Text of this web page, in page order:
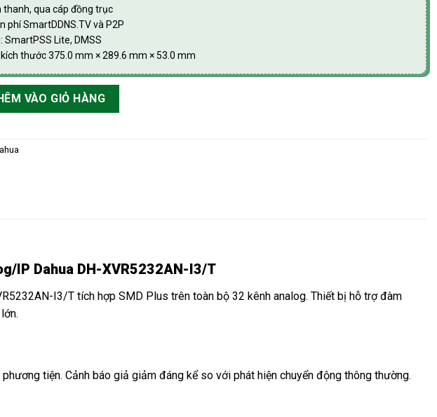
thanh, qua cáp đồng trục
phí SmartDDNS.TV và P2P
SmartPSS Lite, DMSS
kích thước 375.0 mm × 289.6 mm × 53.0 mm
thoại 2 chiều, hỗ trợ camera HDCVI/TVI/AHD/Analog/IP Dahua DH-XVR5232AN-I3/T
VÀO GIỎ HÀNG
IP Dahua DH-XVR5232AN-I3/T
I3/T tích hợp SMD Plus trên toàn bộ 32 kênh analog. Thiết bị hỗ trợ đàm
tiện. Cảnh báo giả giảm đáng kể so với phát hiện chuyển động thông thường.